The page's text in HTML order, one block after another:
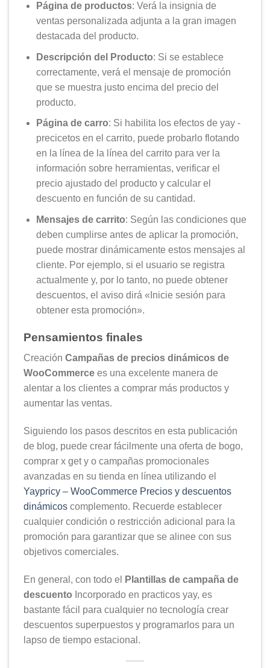
Página de productos: Verá la insignia de
ventas personalizada adjunta a la gran imagen
destacada del producto.
Descripción del Producto: Si se establece
correctamente, verá el mensaje de promoción
que se muestra justo encima del precio del
producto.
Página de carro: Si habilita los efectos de yay -
precicetos en el carrito, puede probarlo flotando
en la línea de la línea del carrito para ver la
información sobre herramientas, verificar el
precio ajustado del producto y calcular el
descuento en función de su cantidad.
Mensajes de carrito: Según las condiciones que
deben cumplirse antes de aplicar la promoción,
puede mostrar dinámicamente estos mensajes al
cliente. Por ejemplo, si el usuario se registra
actualmente y, por lo tanto, no puede obtener
descuentos, el aviso dirá «Inicie sesión para
obtener esta promoción».
Pensamientos finales
Creación Campañas de precios dinámicos de
WooCommerce es una excelente manera de
alentar a los clientes a comprar más productos y
aumentar las ventas.
Siguiendo los pasos descritos en esta publicación
de blog, puede crear fácilmente una oferta de bogo,
comprar x get y o campañas promocionales
avanzadas en su tienda en línea utilizando el
Yaypricy – WooCommerce Precios y descuentos
dinámicos complemento. Recuerde establecer
cualquier condición o restricción adicional para la
promoción para garantizar que se alinee con sus
objetivos comerciales.
En general, con todo el
Plantillas de campaña de
descuento Incorporado en practicos yay, es
bastante fácil para cualquier no tecnología crear
descuentos superpuestos y programarlos para un
lapso de tiempo estacional.